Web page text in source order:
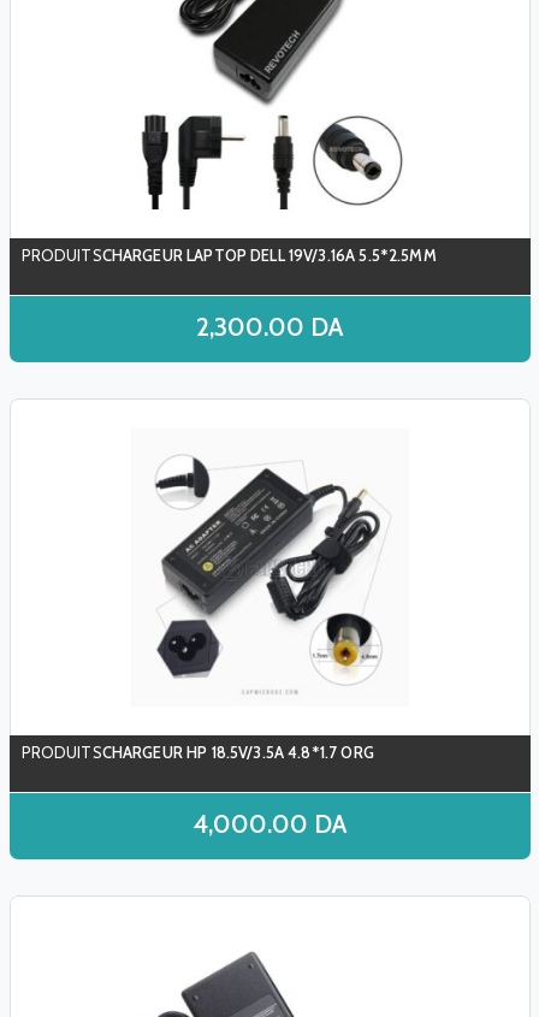
CHARGEUR LAPTOP DELL 19V/3.16A 5.5*2.5MM
2,300.00 DA
CHARGEUR HP 18.5V/3.5A 4.8*1.7 ORG
4,000.00 DA